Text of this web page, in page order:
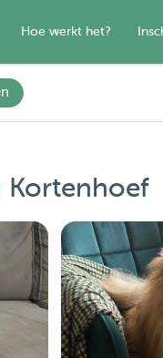
Hoe werkt het?
Kortenhoef